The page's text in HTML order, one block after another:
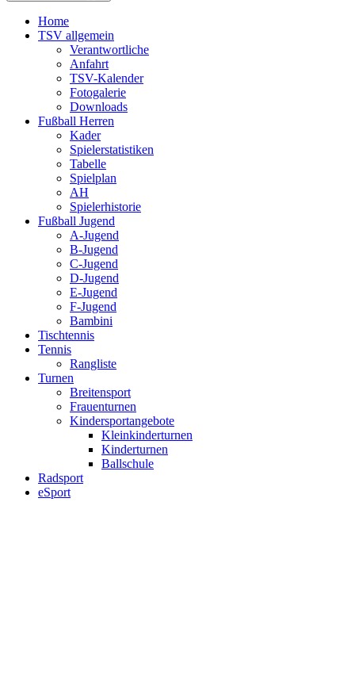
Home
TSV allgemein
Verantwortliche
Anfahrt
TSV-Kalender
Fotogalerie
Downloads
Fußball Herren
Kader
Spielerstatistiken
Tabelle
Spielplan
AH
Spielerhistorie
Fußball Jugend
A-Jugend
B-Jugend
C-Jugend
D-Jugend
E-Jugend
F-Jugend
Bambini
Tischtennis
Tennis
Rangliste
Turnen
Breitensport
Frauenturnen
Kindersportangebote
Kleinkinderturnen
Kinderturnen
Ballschule
Radsport
eSport